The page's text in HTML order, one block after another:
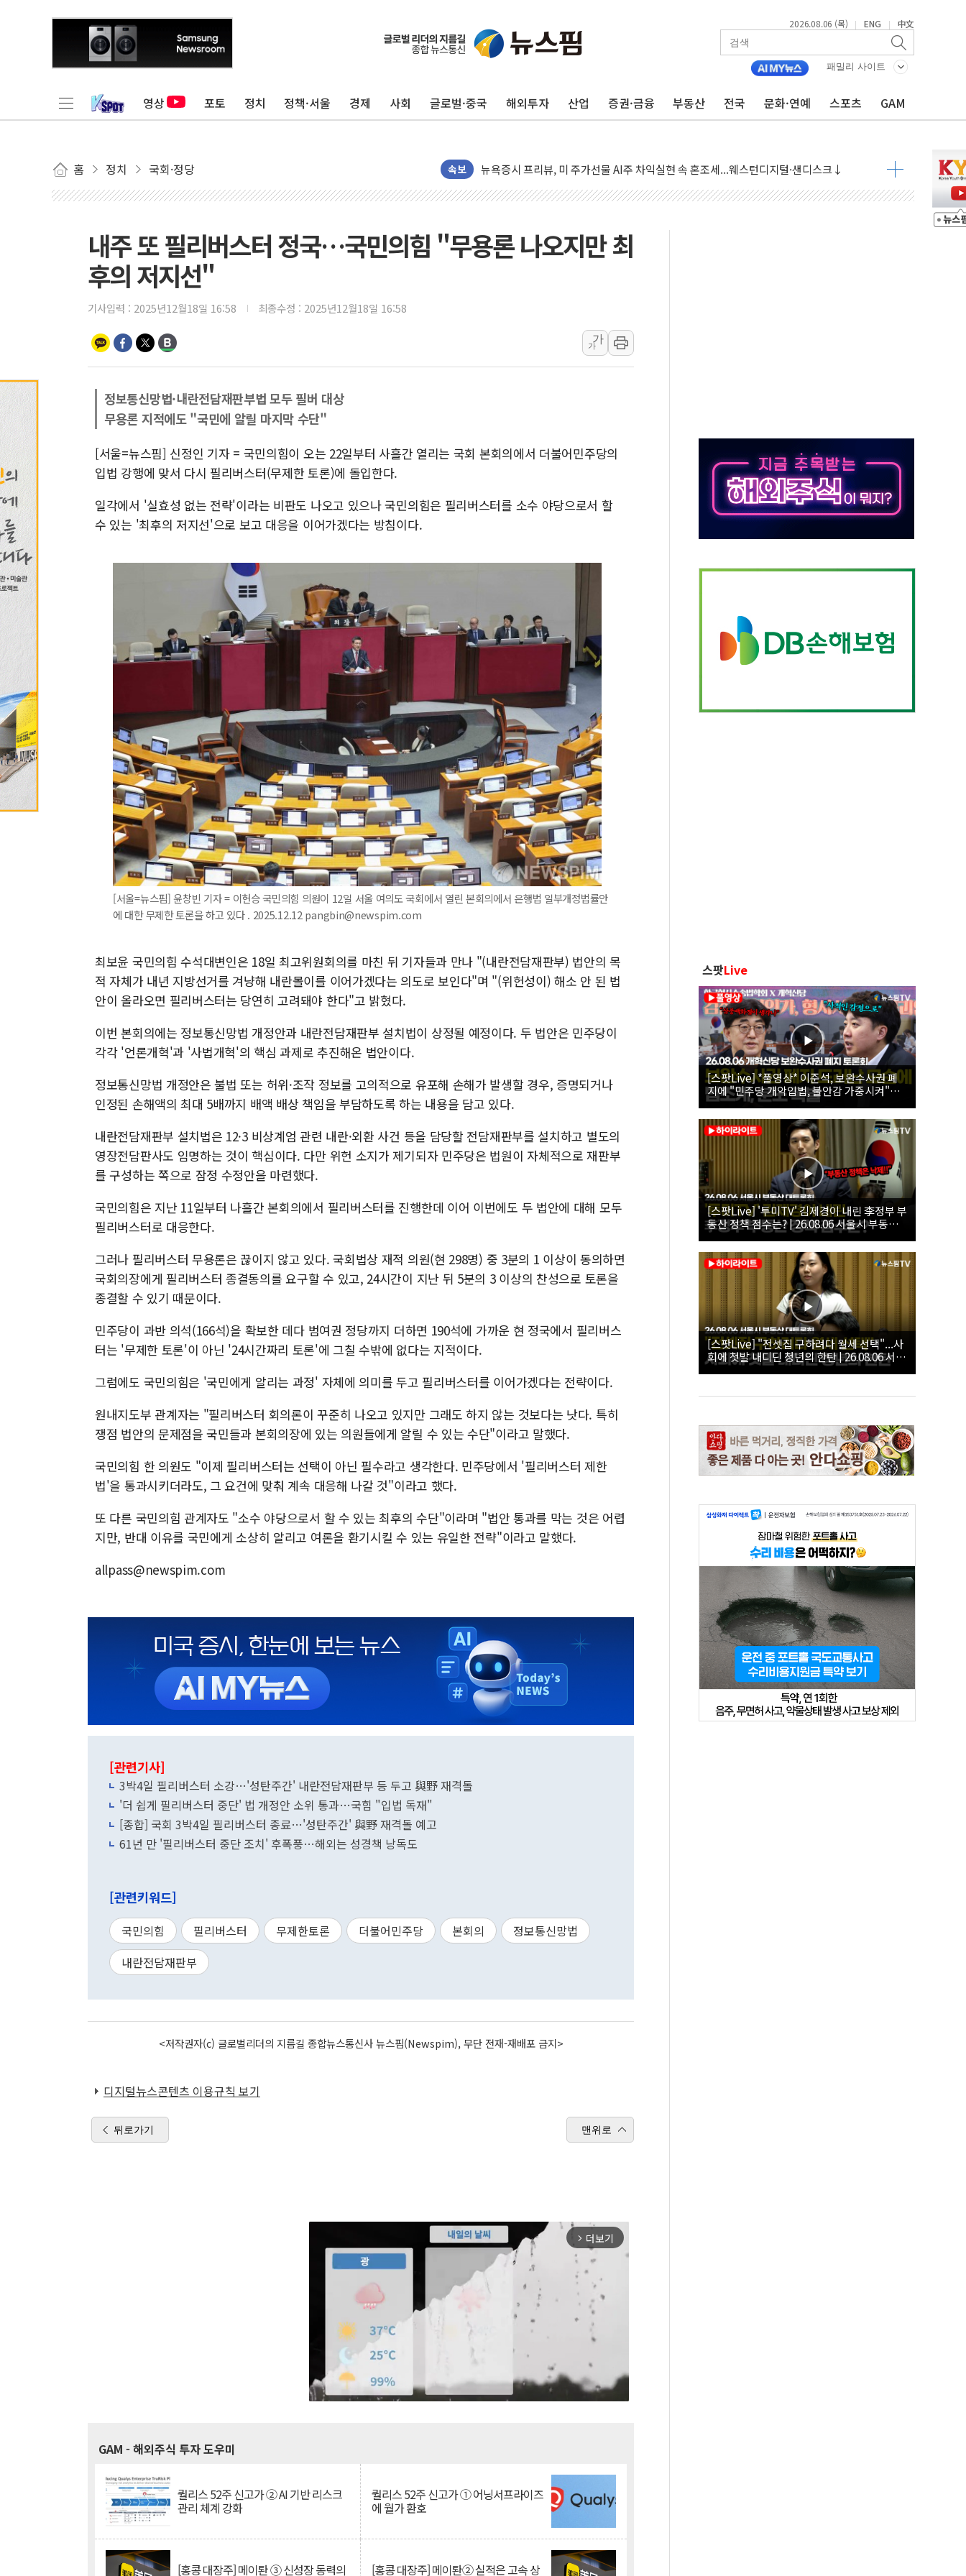
2026.08.06 (목) | ENG | 中文
패밀리 사이트
영상 포토 정치 정책·서울 경제 사회 글로벌·중국 해외투자 산업 증권·금융 부동산 전국 문화·연예 스포츠 GAM
홈 정치 국회·정당 속보
뉴욕증시 개장 전 특징주...모더나·아이온큐·도어대시↑ VS 샌디스크·피그마·앱러빈↓
김정관 장관 "영업이익 N% 성과급 반대…상법·자본시장법 개정 논의"
청와대, 북한 단거리 탄도미사일 발사에 긴급 안보 점검회의
금값 7주 만에 최고…美 고용 둔화·호르무즈 재개방 기대에 강세
러, 1인칭시점 드론으로 우크라 민간인 '사파리' 공격… 시민들 공포감 극대화 전략
[베트남 증시] 지수 하락 속 'DGC' 임시 주총 기대감에 홀로 상한가…마진 잔액은 사상 최고
해군 1함대 창설 80주년…지역과 함께하는 '선봉'의 대민 봉사
[3보] 북, 원산서 동해로 단거리 탄도미사일 1발 발사… 올해 10번째·42일 만 도발
구미 폐염산처리업체서 불 2시간30여분만에 진화...외국인 노동자 숨져
강원도 폭염특보 11일째…온열질환·가축 피해 최소화 '총력 대응'
[코인 시황] 비트코인, ETF 자금 유입에도 박스권…美 암호화폐 법안 처리 여부도 변수
내주 또 필리버스터 정국…국민의힘 "무용론 나오지만 최
후의 저지선"
기사입력 : 2025년12월18일 16:58 최종수정 : 2025년12월18일 16:58
가
가
정보통신망법·내란전담재판부법 모두 필버 대상
무용론 지적에도 "국민에 알릴 마지막 수단"
[서울=뉴스핌] 신정인 기자 = 국민의힘이 오는 22일부터 사흘간 열리는 국회 본회의에서 더불어민주당의
입법 강행에 맞서 다시 필리버스터(무제한 토론)에 돌입한다.
일각에서 '실효성 없는 전략'이라는 비판도 나오고 있으나 국민의힘은 필리버스터를 소수 야당으로서 할
수 있는 '최후의 저지선'으로 보고 대응을 이어가겠다는 방침이다.
[서울=뉴스핌] 윤창빈 기자 = 이헌승 국민의힘 의원이 12일 서울 여의도 국회에서 열린 본회의에서 은행법 일부개정법률안
에 대한 무제한 토론을 하고 있다 . 2025.12.12 pangbin@newspim.com
최보윤 국민의힘 수석대변인은 18일 최고위원회의를 마친 뒤 기자들과 만나 "(내란전담재판부) 법안의 목
적 자체가 내년 지방선거를 겨냥해 내란몰이를 이어가겠다는 의도로 보인다"며 "(위헌성이) 해소 안 된 법
안이 올라오면 필리버스터는 당연히 고려돼야 한다"고 밝혔다.
이번 본회의에는 정보통신망법 개정안과 내란전담재판부 설치법이 상정될 예정이다. 두 법안은 민주당이
각각 '언론개혁'과 '사법개혁'의 핵심 과제로 추진해온 법안이다.
정보통신망법 개정안은 불법 또는 허위·조작 정보를 고의적으로 유포해 손해가 발생할 경우, 증명되거나
인정된 손해액의 최대 5배까지 배액 배상 책임을 부담하도록 하는 내용을 담고 있다.
내란전담재판부 설치법은 12·3 비상계엄 관련 내란·외환 사건 등을 담당할 전담재판부를 설치하고 별도의
영장전담판사도 임명하는 것이 핵심이다. 다만 위헌 소지가 제기되자 민주당은 법원이 자체적으로 재판부
를 구성하는 쪽으로 잠정 수정안을 마련했다.
국민의힘은 지난 11일부터 나흘간 본회의에서 필리버스터를 진행한데 이어 이번에도 두 법안에 대해 모두
필리버스터로 대응한다.
그러나 필리버스터 무용론은 끊이지 않고 있다. 국회법상 재적 의원(현 298명) 중 3분의 1 이상이 동의하면
국회의장에게 필리버스터 종결동의를 요구할 수 있고, 24시간이 지난 뒤 5분의 3 이상의 찬성으로 토론을
종결할 수 있기 때문이다.
민주당이 과반 의석(166석)을 확보한 데다 범여권 정당까지 더하면 190석에 가까운 현 정국에서 필리버스
터는 '무제한 토론'이 아닌 '24시간짜리 토론'에 그칠 수밖에 없다는 지적이다.
그럼에도 국민의힘은 '국민에게 알리는 과정' 자체에 의미를 두고 필리버스터를 이어가겠다는 전략이다.
원내지도부 관계자는 "필리버스터 회의론이 꾸준히 나오고 있지만 그래도 하지 않는 것보다는 낫다. 특히
쟁점 법안의 문제점을 국민들과 본회의장에 있는 의원들에게 알릴 수 있는 수단"이라고 말했다.
국민의힘 한 의원도 "이제 필리버스터는 선택이 아닌 필수라고 생각한다. 민주당에서 '필리버스터 제한
법'을 통과시키더라도, 그 요건에 맞춰 계속 대응해 나갈 것"이라고 했다.
또 다른 국민의힘 관계자도 "소수 야당으로서 할 수 있는 최후의 수단"이라며 "법안 통과를 막는 것은 어렵
지만, 반대 이유를 국민에게 소상히 알리고 여론을 환기시킬 수 있는 유일한 전략"이라고 말했다.
allpass@newspim.com
[관련기사]
3박4일 필리버스터 소강…'성탄주간' 내란전담재판부 등 두고 與野 재격돌
'더 쉽게 필리버스터 중단' 법 개정안 소위 통과…국힘 "입법 독재"
[종합] 국회 3박4일 필리버스터 종료…'성탄주간' 與野 재격돌 예고
61년 만 '필리버스터 중단 조치' 후폭풍…해외는 성경책 낭독도
[관련키워드]
국민의힘 필리버스터 무제한토론 더불어민주당 본회의
정보통신망법
내란전담재판부
<저작권자(c) 글로벌리더의 지름길 종합뉴스통신사 뉴스핌(Newspim), 무단 전재-재배포 금지>
디지털뉴스콘텐츠 이용규칙 보기
뒤로가기 맨위로
arrow_forward_ios 더보기
GAM - 해외주식 투자 도우미
퀄리스 52주 신고가 ② AI 기반 리스크
관리 체계 강화
퀄리스 52주 신고가 ① 어닝서프라이즈
에 월가 환호
[홍콩 대장주] 메이퇀 ③ 신성장 동력의 [홍콩 대장주] 메이퇀② 실적은 고속 상
스팟Live
[스팟Live] *풀영상* 이준석, 보완수사권 폐
지에 "민주당 개악입법, 불안감 가중시켜"｜
26.08.06 개혁신당 보완수사권 폐지 토론회
[스팟Live] '투미TV' 김제경이 내린 李정부 부
동산 정책 점수는? | 26.08.06 서울시 부동산
대토론회
[스팟Live] "전셋집 구하려다 월세 선택"...사
회에 첫발 내디딘 청년의 한탄 | 26.08.06 서울
시 부동산 대토론회